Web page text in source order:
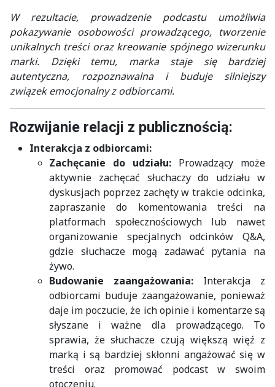
W rezultacie, prowadzenie podcastu umożliwia
pokazywanie osobowości prowadzącego, tworzenie
unikalnych treści oraz kreowanie spójnego wizerunku
marki. Dzięki temu, marka staje się bardziej
autentyczna, rozpoznawalna i buduje silniejszy
związek emocjonalny z odbiorcami.
Rozwijanie relacji z publicznością:
Interakcja z odbiorcami:
Zachęcanie do udziału: Prowadzący może
aktywnie zachęcać słuchaczy do udziału w
dyskusjach poprzez zachęty w trakcie odcinka,
zapraszanie do komentowania treści na
platformach społecznościowych lub nawet
organizowanie specjalnych odcinków Q&A,
gdzie słuchacze mogą zadawać pytania na
żywo.
Budowanie zaangażowania: Interakcja z
odbiorcami buduje zaangażowanie, ponieważ
daje im poczucie, że ich opinie i komentarze są
słyszane i ważne dla prowadzącego. To
sprawia, że słuchacze czują większą więź z
marką i są bardziej skłonni angażować się w
treści oraz promować podcast w swoim
otoczeniu.